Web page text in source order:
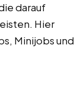
darauf
Hier
Minijobs und